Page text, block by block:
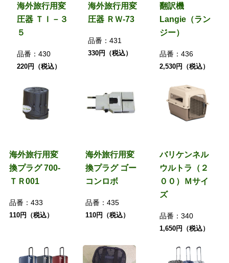
海外旅行用変
圧器 ＴＩ－３
５
品番： 430
220円（税込）
海外旅行用変
圧器 ＲＷ-73
品番：431
330円（税込）
翻訳機
Langie（ラン
ジー）
品番：436
2,530円（税込）
海外旅行用変
換プラグ 700-
ＴＲ001
品番： 433
110円（税込）
海外旅行用変
換プラグ ゴー
コンロボ
品番：435
110円（税込）
バリケンネル
ウルトラ（２
００）Ｍサイ
ズ
品番：340
1,650円（税込）